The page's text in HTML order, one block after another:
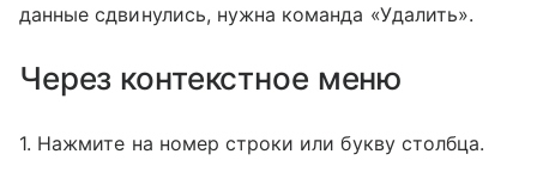
данные сдвинулись, нужна команда «Удалить».
Через контекстное меню
1. Нажмите на номер строки или букву столбца.